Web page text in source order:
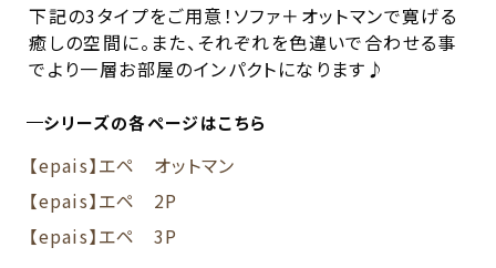
下記の3タイプをご用意！ソファ＋オットマンで寛げる
癒しの空間に。また、それぞれを色違いで合わせる事
でより一層お部屋のインパクトになります♪
シリーズの各ページはこちら
【epais】エペ オットマン
【epais】エペ 2P
【epais】エペ 3P